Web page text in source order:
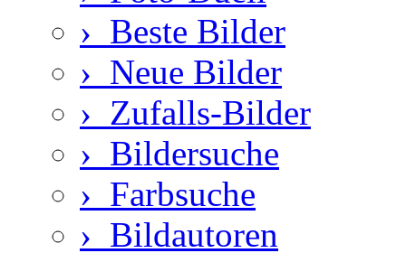
› Beste Bilder
› Neue Bilder
› Zufalls-Bilder
› Bildersuche
› Farbsuche
› Bildautoren